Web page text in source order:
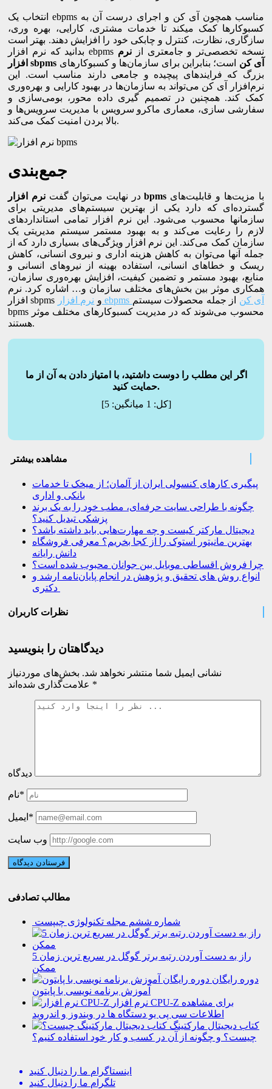
انتخاب یک ebpms مناسب همچون آی کن و اجرای درست آن به
کسب­وکارها کمک می­کند تا خدمات مشتری، کارایی، بهره وری،
سازگاری، نظارت، کنترل و چابکی خود را افزایش دهند.‌ بهتر است
بدانید که نرم ‌افزار ebpms نسخه تخصصی‌تر و جامع­تری از نرم
‌افزار sbpms آی کن است؛ بنابراین برای سازمان‌ها و کسب­وکارهای
بزرگ که فرایندهای پیچیده و جامعی دارند مناسب است. این
نرم‌افزار آی کن می‌تواند به سازمان‌ها در بهبود کارایی و بهره‌وری
کمک کند. همچنین در تصمیم گیری داده محور، بومی‌سازی و
سفارشی سازی، معماری ماکرو سرویس با مدیریت سرویس‌ها و
بالا بردن امنیت کمک می‌کند.
جمع‌بندی
در نهایت می‌توان گفتنرم افزار bpms
گسترده‌ای که دارد یکی از بهترین سیستم‌های مدیریتی برای
سازمان­ها محسوب می‌شود. این نرم‌ افزار تمامی استانداردهای
لازم را رعایت می‌کند و به بهبود مستمر سیستم مدیریتی یک
سازمان کمک می‌کند. این نرم ‌افزار ویژگی‌های بسیاری دارد که از
جمله آن­ها می‌توان به کاهش هزینه اداری و نیروی انسانی، کاهش
ریسک و خطاهای انسانی، استفاده بهینه از نیروهای انسانی و
منابع، بهبود مستمر و تضمین کیفیت، افزایش بهره‌وری سازمان،
همکاری موثر بین بخش‌های مختلف سازمان و… اشاره کرد. نرم
افزار sbpms و
نرم افزار ebpms آی کن از جمله محصولات سیستم
bpms محسوب می‌شوند که در مدیریت کسب­وکارهای مختلف موثر
هستند.
اگر این مطلب را دوست داشتید، با امتیاز دادن به آن از ما
حمایت کنید.
[کل: 1 میانگین:5 ]
مشاهده بیشتر
پیگیری کارهای کنسولی ایران از آلمان؛ از میخک تا خدمات
بانکی و اداری
چگونه با طراحی سایت حرفه‌ای، مطب خود را به یک برند
پزشکی تبدیل کنید؟
دیجیتال مارکتر کیست و چه مهارت‌هایی باید داشته باشد؟
بهترین مانیتور استوک را از کجا بخریم؟ معرفی فروشگاه
دانش رایانه
چرا فروش اقساطی موبایل بین جوانان محبوب شده است؟
انواع روش های تحقیق و پژوهش در انجام پایان‌نامه ارشد و
نظرات کاربران
دیدگاهتان را بنویسید
نشانی ایمیل شما منتشر نخواهد شد. بخش‌های موردنیاز
*
دیدگاه
نام*
ایمیل*
وب سایت
مطالب تصادفی
شماره ششم مجله تکنولوژی چیپست
5 راز به دست آوردن رتبه برتر گوگل در سریع ترین زمان
ممکن
دوره رایگان
آموزش برنامه نویسی با پایتون
نرم افزار CPU-Z برای مشاهده
اطلاعات سی پی یو دستگاه ها در ویندوز و اندروید
کتاب دیجیتال مارکتینگ
چیست؟ و چگونه از آن در کسب و کار خود استفاده کنیم؟
اینستاگرام ما را دنبال کنید
تلگرام ما را دنبال کنید